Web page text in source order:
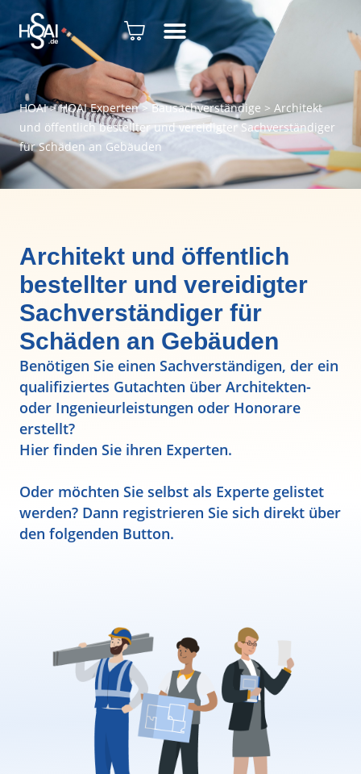
HOAI>HOAI Experten>Bausachverständige > Architekt
und öffentlich bestellter und vereidigter Sachverständiger
für Schäden an Gebäuden
Architekt und öffentlich
bestellter und vereidigter
Sachverständiger für
Schäden an Gebäuden
Benötigen Sie einen Sachverständigen, der ein
qualifiziertes Gutachten über Architekten-
oder Ingenieurleistungen oder Honorare
erstellt?
Hier finden Sie ihren Experten.
Oder möchten Sie selbst als Experte gelistet
werden? Dann registrieren Sie sich direkt über
den folgenden Button.